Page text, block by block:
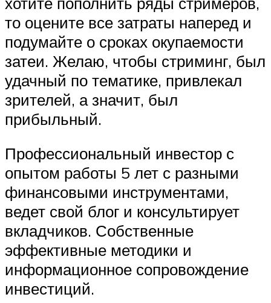
то оцените все затраты наперед и
подумайте о сроках окупаемости
затеи. Желаю, чтобы стриминг, был
удачный по тематике, привлекал
зрителей, а значит, был
прибыльный.
Профессиональный инвестор с
опытом работы 5 лет с разными
финансовыми инструментами,
ведет свой блог и консультирует
вкладчиков. Собственные
эффективные методики и
информационное сопровождение
инвестиций.